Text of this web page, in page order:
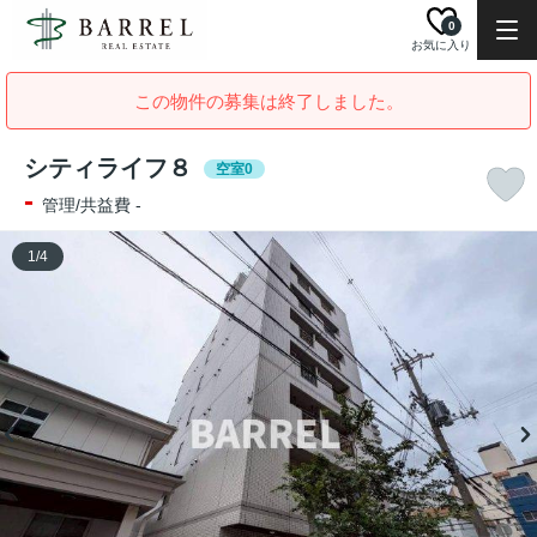
お気に入り
0
この物件の募集は終了しました。
シティライフ８ 空室0
- 管理/共益費 -
1/4